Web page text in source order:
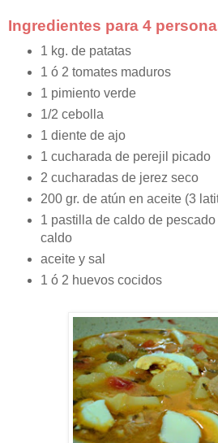
Ingredientes para 4
1 kg. de patatas
1 ó 2 tomates maduros
1 pimiento verde
1/2 cebolla
1 diente de ajo
1 cucharada de perejil picado
2 cucharadas de jerez seco
200 gr. de atún en aceite (3
1 pastilla de caldo de pescado
caldo
aceite y sal
1 ó 2 huevos cocidos